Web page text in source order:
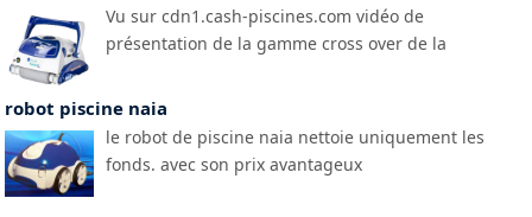
Vu sur cdn1.cash-piscines.com vidéo de
présentation de la gamme cross over de la
robot piscine naia
le robot de piscine naia nettoie uniquement les
fonds. avec son prix avantageux